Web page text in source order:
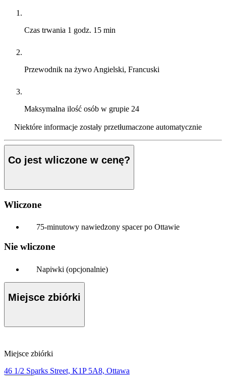
Czas trwania 1 godz. 15 min
Przewodnik na żywo Angielski, Francuski
Maksymalna ilość osób w grupie 24
Niektóre informacje zostały przetłumaczone automatycznie
Co jest wliczone w cenę?
Wliczone
75-minutowy nawiedzony spacer po Ottawie
Nie wliczone
Napiwki (opcjonalnie)
Miejsce zbiórki
Miejsce zbiórki
46 1/2 Sparks Street, K1P 5A8, Ottawa